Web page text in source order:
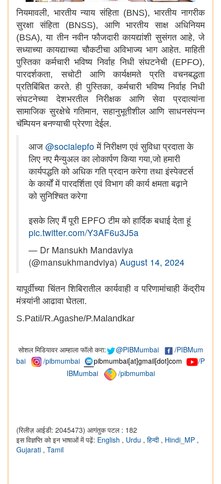
नियमावली, भारतीय न्याय संहिता (BNS), भारतीय नागरीक
सुरक्षा संहिता (BNSS), आणि भारतीय साक्ष अधिनियम
(BSA), या तीन नवीन फौजदारी कायद्यांशी सुसंगत आहे, जे
सध्याच्या कायद्याच्या चौकटीचा अविभाज्य भाग आहेत. माहिती
पुस्तिका कर्मचारी भविष्य निर्वाह निधी संघटनेची (EPFO),
पारदर्शकता, सचोटी आणि कार्यक्षमते प्रति वचनबद्धता
प्रतिबिंबित करते. ही पुस्तिका, कर्मचारी भविष्य निर्वाह निधी
संघटनेच्या देशभरतील निरीक्षक आणि सेवा प्रदात्यांना
सामाजिक सुरक्षेचे गतिमान, सहानुभूतीशील आणि साधनसंपन्न
चॅम्पियन बनण्याची प्रेरणा देईल.
आज @socialepfo में निरीक्षण एवं सुविधा प्रदाता के
लिए नए मैन्युअल का लोकार्पण किया गया,जो हमारी
कार्यपद्धति को अधिक गति प्रदान करेगा तथा इंस्पेक्टर्स
के कार्यों में पारदर्शिता एवं विभाग की कार्य क्षमता बढ़ाने
को सुनिश्चित करेगा
इसके लिए मैं पूरी EPFO टीम को हार्दिक बधाई देता हूं
pic.twitter.com/Y3AF6u3J5a
— Dr Mansukh Mandaviya
(@mansukhmandviya) August 14, 2024
यापूर्वीच्या चिंतन शिबिरातील कार्यवाही व परिणामांचाही केंद्रीय
मंत्र्यांनी आढावा घेतला.
S.Patil/R.Agashe/P.Malandkar
सोशल मिडियावर आम्हाला फॉलो करा: @PIBMumbai /PIBMum
bai
/pibmumbai pibmumbai[at]gmail[dot]com
/P
IBMumbai
/pibmumbai
(रिलीज़ आईडी: 2045473) आगंतुक पटल : 182
इस विज्ञप्ति को इन भाषाओं में पढ़ें: English , Urdu , हिन्दी , Hindi_MP ,
Gujarati , Tamil